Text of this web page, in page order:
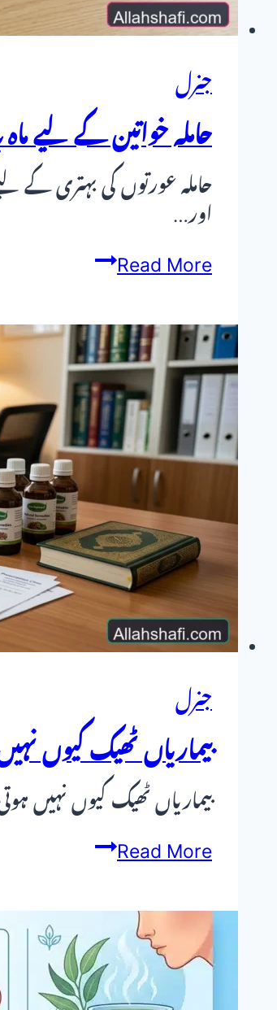
جنرل
حاملہ خواتین کے لیے
حاملہ عورتوں کی بہتری کے
اور…
Read Moreحاملہ
کے
لیے
ماہ
بہ
ماہ
کلینیکل
ہدایات
—
دیکھ
بھال،
خوراک
اور
جنرل
بیماریاں ٹھیک کیوں
بیماریاں ٹھیک کیوں نہیں
Read Moreبیماریاں
کیوں
نہیں
ہوتیں؟
—